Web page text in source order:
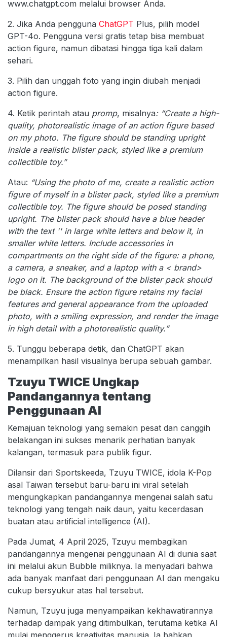
www.chatgpt.com melalui browser Anda.
2. Jika Anda pengguna ChatGPT Plus, pilih model
GPT-4o. Pengguna versi gratis tetap bisa membuat
action figure, namun dibatasi hingga tiga kali dalam
sehari.
3. Pilih dan unggah foto yang ingin diubah menjadi
action figure.
4. Ketik perintah atau promp, misalnya: “Create a high-
quality, photorealistic image of an action figure based
on my photo. The figure should be standing upright
inside a realistic blister pack, styled like a premium
collectible toy.”
Atau: “Using the photo of me, create a realistic action
figure of myself in a blister pack, styled like a premium
collectible toy. The figure should be posed standing
upright. The blister pack should have a blue header
with the text '' in large white letters and below it, in
smaller white letters. Include accessories in
compartments on the right side of the figure: a phone,
a camera, a sneaker, and a laptop with a < brand>
logo on it. The background of the blister pack should
be black. Ensure the action figure retains my facial
features and general appearance from the uploaded
photo, with a smiling expression, and render the image
in high detail with a photorealistic quality.”
5. Tunggu beberapa detik, dan ChatGPT akan
menampilkan hasil visualnya berupa sebuah gambar.
Tzuyu TWICE Ungkap
Pandangannya tentang
Penggunaan AI
Kemajuan teknologi yang semakin pesat dan canggih
belakangan ini sukses menarik perhatian banyak
kalangan, termasuk para publik figur.
Dilansir dari Sportskeeda, Tzuyu TWICE, idola K-Pop
asal Taiwan tersebut baru-baru ini viral setelah
mengungkapkan pandangannya mengenai salah satu
teknologi yang tengah naik daun, yaitu kecerdasan
buatan atau artificial intelligence (AI).
Pada Jumat, 4 April 2025, Tzuyu membagikan
pandangannya mengenai penggunaan AI di dunia saat
ini melalui akun Bubble miliknya. Ia menyadari bahwa
ada banyak manfaat dari penggunaan AI dan mengaku
cukup bersyukur atas hal tersebut.
Namun, Tzuyu juga menyampaikan kekhawatirannya
terhadap dampak yang ditimbulkan, terutama ketika AI